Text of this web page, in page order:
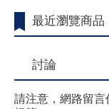
最近瀏覽商品
討論
請注意，網路留言